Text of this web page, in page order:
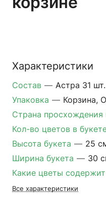
Характеристики
Состав — Астра 31 шт.
Упаковка — Корзина,
Страна просхождения
Кол-во цветов в
Высота букета — 25
Ширина букета — 30
Какие цветы содержит
Все характеристики